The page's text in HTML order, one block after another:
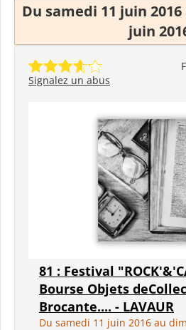
Du samedi 11 juin
juin
Signalez un abus
81 : Festival
Bourse Objets
Brocante.... - LAVAUR
Du samedi 11 juin 2016 au